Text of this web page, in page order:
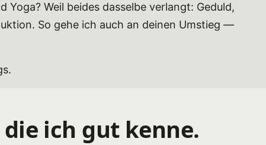
Yoga? Weil beides dasselbe verlangt: Geduld,
So gehe ich auch an deinen Umstieg —
die ich gut kenne.